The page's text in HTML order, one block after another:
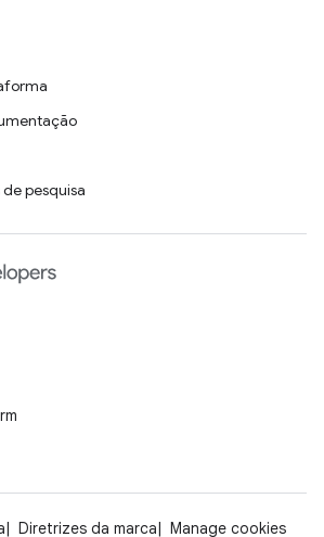
pesquisa
Diretrizes da marca Manage cookies